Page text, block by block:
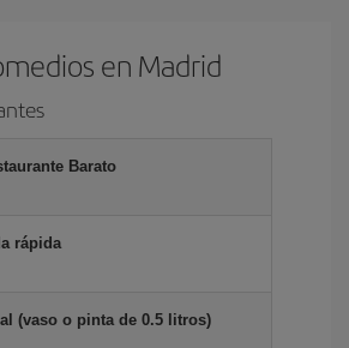
en Madrid
Barato
rápida
(vaso o pinta de 0.5 litros)